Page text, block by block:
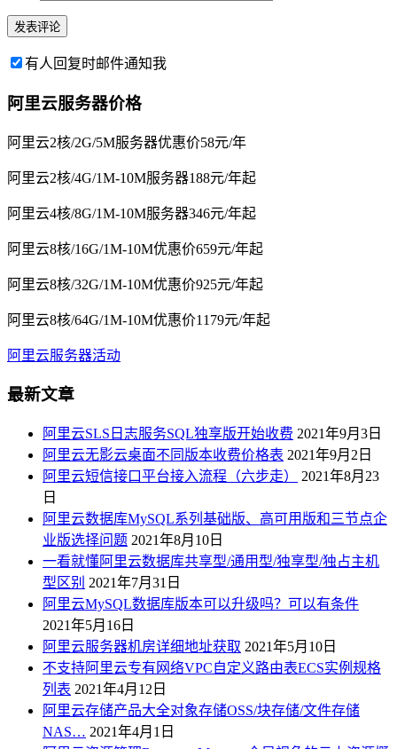
有人回复时邮件通知我
阿里云服务器价格
阿里云2核/2G/5M服务器优惠价58元/年
阿里云2核/4G/1M-10M服务器188元/年起
阿里云4核/8G/1M-10M服务器346元/年起
阿里云8核/16G/1M-10M优惠价659元/年起
阿里云8核/32G/1M-10M优惠价925元/年起
阿里云8核/64G/1M-10M优惠价1179元/年起
阿里云服务器活动
最新文章
阿里云SLS日志服务SQL独享版开始收费 2021年9月3日
阿里云无影云桌面不同版本收费价格表 2021年9月2日
阿里云短信接口平台接入流程（六步走）
2021年8月23
日
阿里云数据库MySQL系列基础版、高可用版和三节点企
业版选择问题 2021年8月10日
一看就懂阿里云数据库共享型/通用型/独享型/独占主机
型区别 2021年7月31日
阿里云MySQL数据库版本可以升级吗？可以有条件
2021年5月16日
阿里云服务器机房详细地址获取 2021年5月10日
不支持阿里云专有网络VPC自定义路由表ECS实例规格
列表 2021年4月12日
阿里云存储产品大全对象存储OSS/块存储/文件存储
NAS… 2021年4月1日